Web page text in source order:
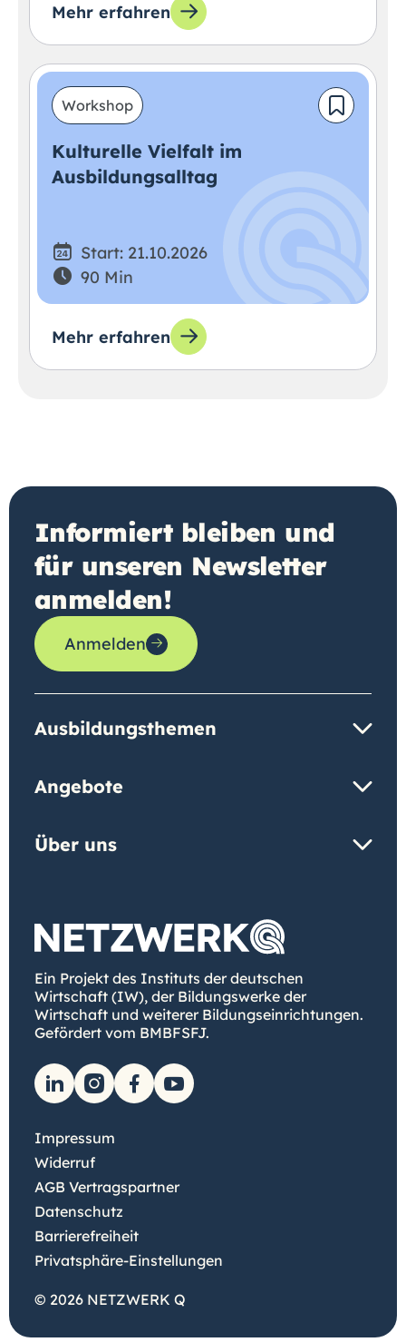
Mehr erfahren
Workshop
Kulturelle Vielfalt im
Ausbildungsalltag
Start: 21.10.2026
90 Min
Mehr erfahren
Informiert bleiben und
für unseren Newsletter
anmelden!
Anmelden
Ausbildungsthemen
Angebote
Über uns
Ein Projekt des Instituts der deutschen
Wirtschaft (IW), der Bildungswerke der
Wirtschaft und weiterer Bildungseinrichtungen.
Gefördert vom BMBFSFJ.
Impressum
Widerruf
AGB Vertragspartner
Datenschutz
Barrierefreiheit
Privatsphäre-Einstellungen
© 2026 NETZWERK Q